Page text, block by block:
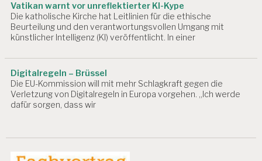
Vatikan warnt vor unreflektierter KI-Kype
Die katholische Kirche hat Leitlinien für die ethische
Beurteilung und den verantwortungsvollen Umgang mit
künstlicher Intelligenz (KI) veröffentlicht. In einer
Digitalregeln – Brüssel
Die EU-Kommission will mit mehr Schlagkraft gegen die
Verletzung von Digitalregeln in Europa vorgehen. „Ich werde
dafür sorgen, dass wir